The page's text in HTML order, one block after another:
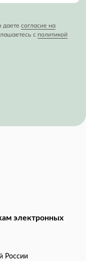
даете согласие на
с политикой
электронных
России